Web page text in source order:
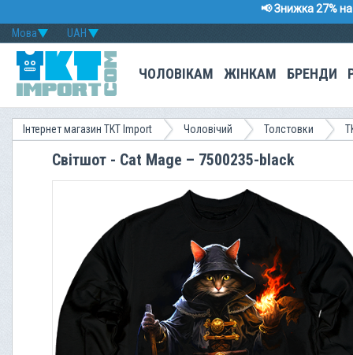
📢 Знижка 27%
UAH
Мова
ЧОЛОВІКАМ ЖІНКАМ БРЕНДИ
Інтернет магазин TKT Import Чоловічий Толстовки
Світшот - Cat Mage – 7500235-black